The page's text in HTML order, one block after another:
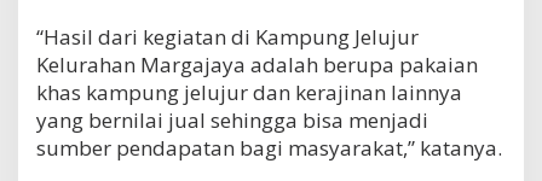
“Hasil dari kegiatan di Kampung Jelujur
Kelurahan Margajaya adalah berupa pakaian
khas kampung jelujur dan kerajinan lainnya
yang bernilai jual sehingga bisa menjadi
sumber pendapatan bagi masyarakat,” katanya.